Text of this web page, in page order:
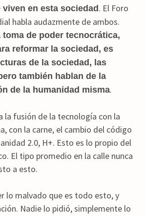
en esta sociedad. El Foro
habla audazmente de ambos.
toma de poder tecnocrática,
reformar la sociedad, es
de la sociedad, las
también hablan de la
de la humanidad misma.
la fusión de la tecnología con la
con la carne, el cambio del código
2.0, H+. Esto es lo propio del
El tipo promedio en la calle nunca
a esto.
lo malvado que es todo esto, y
Nadie lo pidió, simplemente lo